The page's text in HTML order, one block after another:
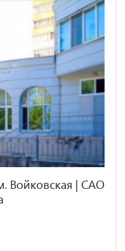
Войковская | САО